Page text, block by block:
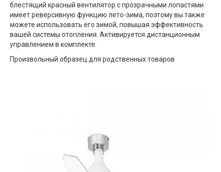
блестящий красный вентилятор с прозрачными лопастями
имеет реверсивную функцию лето-зима, поэтому вы также
можете использовать его зимой, повышая эффективность
вашей системы отопления. Активируется дистанционным
управлением в комплекте.
Произвольный образец для родственных товаров